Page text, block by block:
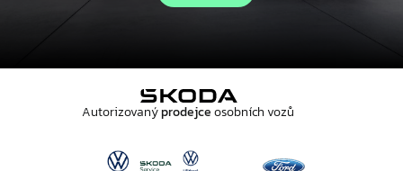
Autorizovanýprodejceosobních vozů